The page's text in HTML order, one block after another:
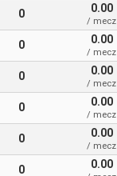
0 0.00
/ mecz
0 0.00
/ mecz
0 0.00
/ mecz
0 0.00
/ mecz
0 0.00
/ mecz
0 0.00